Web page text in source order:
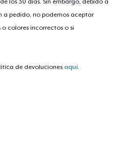
los 30 días. Sin embargo, debido a
a pedido, no podemos aceptar
colores incorrectos o si
de devoluciones aquí.